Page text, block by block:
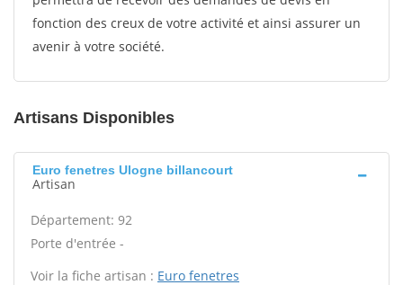
fonction des creux de votre activité et ainsi assurer un
avenir à votre société.
Artisans Disponibles
Euro fenetres Ulogne billancourt
Artisan
Département: 92
Porte d'entrée -
Voir la fiche artisan : Euro fenetres